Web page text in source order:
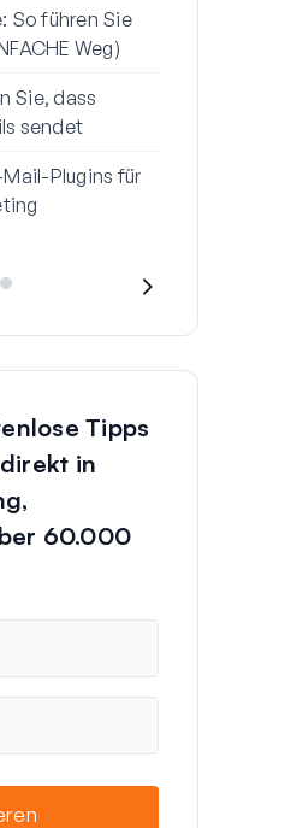
So führen Sie
Weg)
Sie, dass
sendet
Plugins für
Tipps
in
60.000